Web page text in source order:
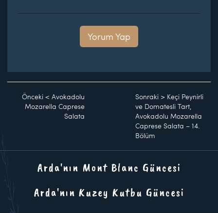
Yorum Yap
Önceki < Avokadolu
Mozarella Caprese
Salata
Sonraki > Keçi Peynirli
ve Domatesli Tart,
Avokadolu Mozarella
Caprese Salata – 14.
Bölüm
Arda'nın Mont Blanc Güncesi
Arda'nın Kuzey Kutbu Güncesi